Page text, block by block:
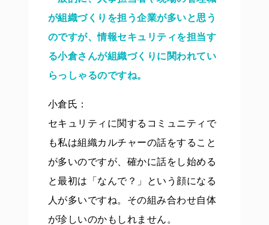
が組織づくりを担う企業が多いと思う
のですが、情報セキュリティを担当す
る小倉さんが組織づくりに関われてい
らっしゃるのですね。
小倉氏：
セキュリティに関するコミュニティで
も私は組織カルチャーの話をすること
が多いのですが、確かに話をし始める
と最初は「なんで？」という顔になる
人が多いですね。その組み合わせ自体
が珍しいのかもしれません。